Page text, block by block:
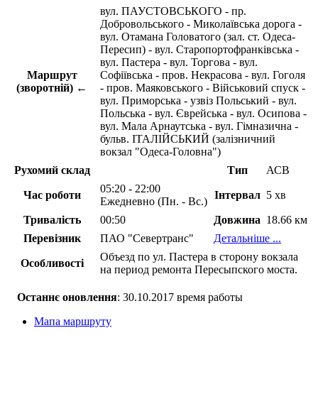
Маршрут
(зворотній) ←
вул. ПАУСТОВСЬКОГО - пр.
Добровольського - Миколаївська дорога -
вул. Отамана Головатого (зал. ст. Одеса-
Пересип) - вул. Старопортофранківська -
вул. Пастера - вул. Торгова - вул.
Софіївська - пров. Некрасова - вул. Гоголя
- пров. Маяковського - Військовий спуск -
вул. Приморська - узвіз Польський - вул.
Польська - вул. Єврейська - вул. Осипова -
вул. Мала Арнаутська - вул. Гімназична -
бульв. ІТАЛІЙСЬКИЙ (залізничний
вокзал "Одеса-Головна")
Рухомий склад
Тип АСВ
Час роботи
05:20 - 22:00
Ежедневно (Пн. - Вс.)
Інтервал 5 хв
Тривалість 00:50 Довжина 18.66 км
Перевізник
ПАО "Севертранс" Детальніше ...
Особливості
Объезд по ул. Пастера в сторону вокзала
на период ремонта Пересыпского моста.
Останнє оновлення: 30.10.2017 время работы
Мапа маршруту